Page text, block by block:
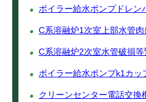
ボイラー給水ポンプドレン
C系溶融炉1次室上部水管
C系溶融炉2次室水管破損
ボイラー給水ポンプk1カ
クリーンセンター電話交換